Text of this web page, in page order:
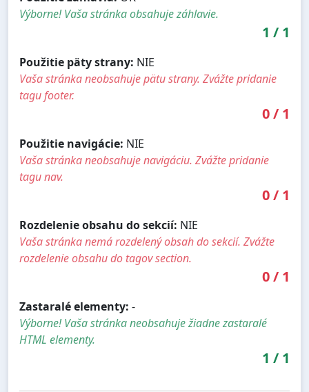
Výborne! Vaša stránka obsahuje záhlavie.
1 / 1
Použitie päty strany: NIE
Vaša stránka neobsahuje pätu strany. Zvážte pridanie
tagu footer.
0/ 1
Použitie navigácie: NIE
Vaša stránka neobsahuje navigáciu. Zvážte pridanie
tagu nav.
0/ 1
Rozdelenie obsahu do sekcií: NIE
Vaša stránka nemá rozdelený obsah do sekcií. Zvážte
rozdelenie obsahu do tagov section.
0/ 1
Zastaralé elementy: -
Výborne! Vaša stránka neobsahuje žiadne zastaralé
HTML elementy.
1 / 1